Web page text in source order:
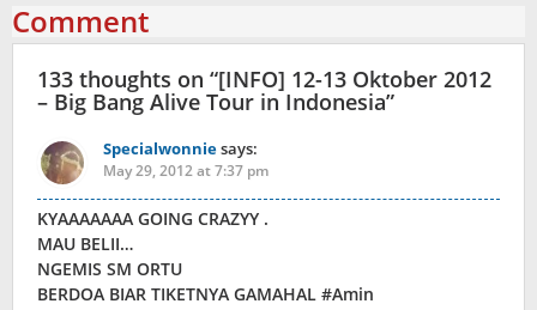
Comment
133 thoughts on “[INFO] 12-13 Oktober 2012
– Big Bang Alive Tour in Indonesia”
Specialwonniesays:
May 29, 2012 at 7:37 pm
KYAAAAAAA GOING CRAZYY .
MAU BELII…
NGEMIS SM ORTU
BERDOA BIAR TIKETNYA GAMAHAL #Amin